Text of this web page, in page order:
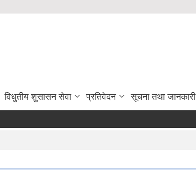
विधुतीय शुसासन सेवा प्रतिवेदन सूचना तथा जानकारी